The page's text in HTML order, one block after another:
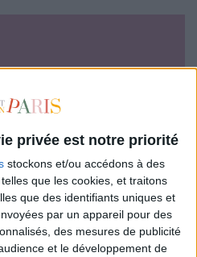
privée est notre priorité
stockons et/ou accédons à des
que les cookies, et traitons
que des identifiants uniques et
par un appareil pour des
des mesures de publicité
et le développement de